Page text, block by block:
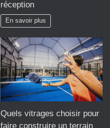
réception
En savoir plus
Quels vitrages choisir pour
faire construire un terrain